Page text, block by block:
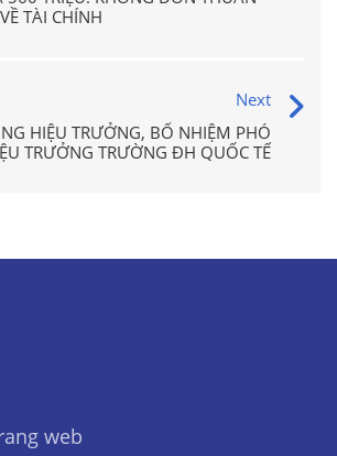
TÀI CHÍNH
Next
HIỆU TRƯỞNG, BỔ NHIỆM PHÓ
TRƯỞNG TRƯỜNG ĐH QUỐC TẾ
web